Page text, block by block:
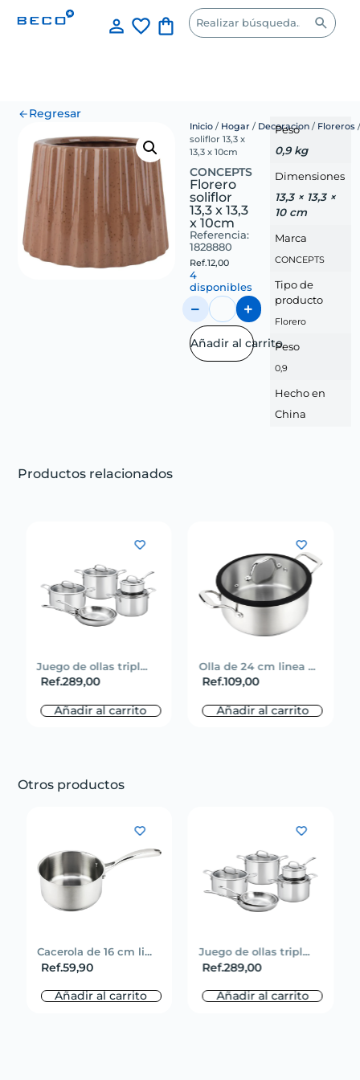
Regresar
Inicio / Hogar / Decoracion / Floreros
soliflor 13,3 x
13,3 x 10cm
CONCEPTS
Florero
soliflor
13,3 x 13,3
x 10cm
Referencia:
1828880
Ref.12,00
4
disponibles
Añadir al carrito
Peso
0,9 kg
Dimensiones
13,3 × 13,3 ×
10 cm
Marca
CONCEPTS
Tipo de
producto
Florero
Peso
0,9
Hecho en
China
Productos relacionados
Juego de ollas tripl...
Ref.289,00
Añadir al carrito
Olla de 24 cm linea ...
Ref.109,00
Añadir al carrito
Otros productos
Cacerola de 16 cm li...
Ref.59,90
Añadir al carrito
Juego de ollas tripl...
Ref.289,00
Añadir al carrito